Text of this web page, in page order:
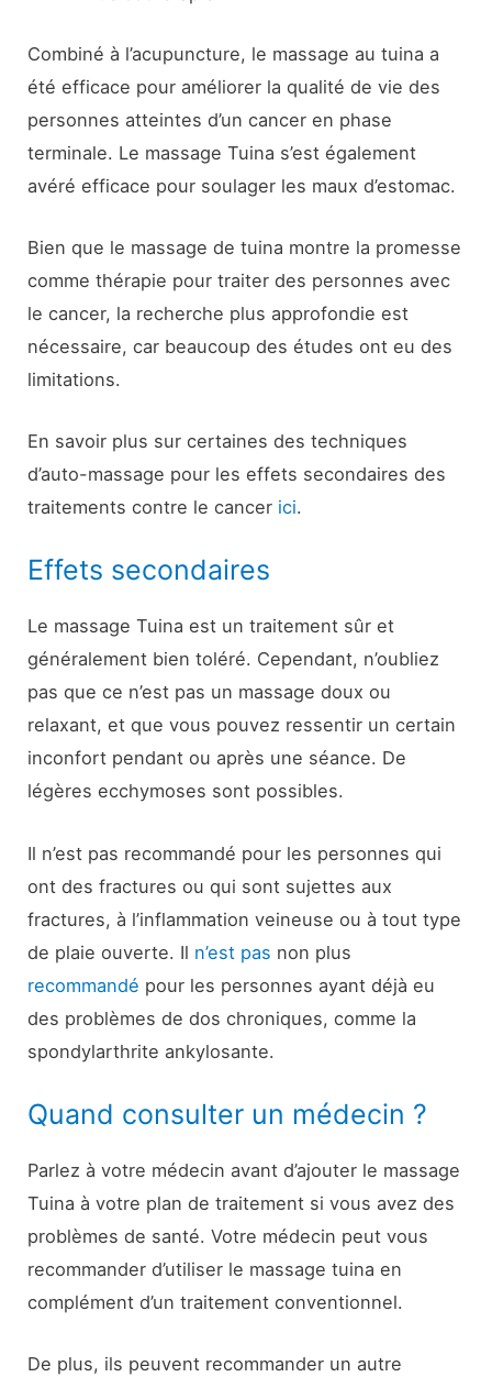
Combiné à l’acupuncture, le massage au tuina a
été efficace pour améliorer la qualité de vie des
personnes atteintes d’un cancer en phase
terminale. Le massage Tuina s’est également
avéré efficace pour soulager les maux d’estomac.
Bien que le massage de tuina montre la promesse
comme thérapie pour traiter des personnes avec
le cancer, la recherche plus approfondie est
nécessaire, car beaucoup des études ont eu des
limitations.
En savoir plus sur certaines des techniques
d’auto-massage pour les effets secondaires des
traitements contre le cancer ici.
Effets secondaires
Le massage Tuina est un traitement sûr et
généralement bien toléré. Cependant, n’oubliez
pas que ce n’est pas un massage doux ou
relaxant, et que vous pouvez ressentir un certain
inconfort pendant ou après une séance. De
légères ecchymoses sont possibles.
Il n’est pas recommandé pour les personnes qui
ont des fractures ou qui sont sujettes aux
fractures, à l’inflammation veineuse ou à tout type
de plaie ouverte. Il n’est pas non plus
recommandé pour les personnes ayant déjà eu
des problèmes de dos chroniques, comme la
spondylarthrite ankylosante.
Quand consulter un médecin ?
Parlez à votre médecin avant d’ajouter le massage
Tuina à votre plan de traitement si vous avez des
problèmes de santé. Votre médecin peut vous
recommander d’utiliser le massage tuina en
complément d’un traitement conventionnel.
De plus, ils peuvent recommander un autre